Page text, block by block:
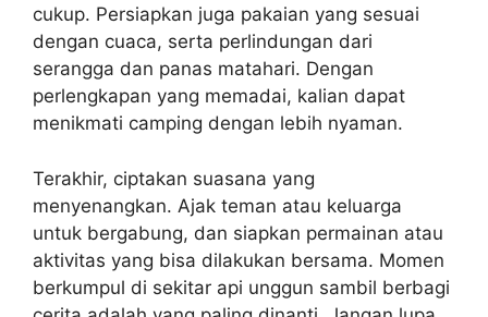
cukup. Persiapkan juga pakaian yang sesuai
dengan cuaca, serta perlindungan dari
serangga dan panas matahari. Dengan
perlengkapan yang memadai, kalian dapat
menikmati camping dengan lebih nyaman.
Terakhir, ciptakan suasana yang
menyenangkan. Ajak teman atau keluarga
untuk bergabung, dan siapkan permainan atau
aktivitas yang bisa dilakukan bersama. Momen
berkumpul di sekitar api unggun sambil berbagi